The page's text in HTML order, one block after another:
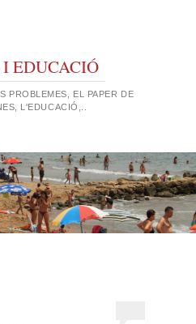
EDUCACIÓ
PROBLEMES, EL PAPER DE
L'EDUCACIÓ,..